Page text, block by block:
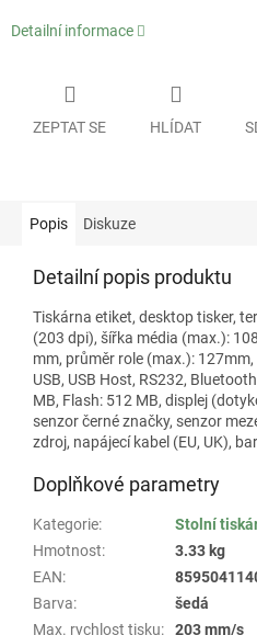
Detailní informace
ZEPTAT SE HLÍDAT
Popis Diskuze
Detailní popis produktu
Tiskárna etiket, desktop tisker,
(203 dpi), šířka média (max.):
mm, průměr role (max.):
USB, USB Host, RS232,
MB, Flash: 512 MB, displej
senzor černé značky, senzor
zdroj, napájecí kabel (EU, UK),
Doplňkové parametry
Kategorie:
Stolní
Hmotnost:
3.33 kg
EAN:
Barva:
šedá
Max. rychlost tisku:
203 mm/s